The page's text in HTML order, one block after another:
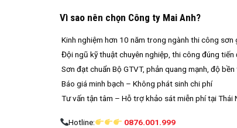
Vì sao nên chọn Công ty Mai Anh?
Kinh nghiệm hơn 10 năm trong ngành thi công sơn
Đội ngũ kỹ thuật chuyên nghiệp, thi công đúng tiến
Sơn đạt chuẩn Bộ GTVT, phản quang mạnh, độ
Báo giá minh bạch – Không phát sinh chi phí
Tư vấn tận tâm – Hỗ trợ khảo sát miễn phí tại Thái
Hotline:
0876.001.999